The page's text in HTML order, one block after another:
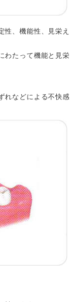
性、機能性、見栄え
わたって機能と見栄
れなどによる不快感